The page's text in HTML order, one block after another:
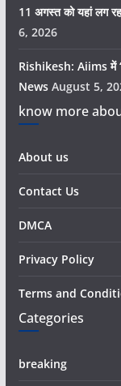
11 अगस्त को यहां लग
6, 2026
Rishikesh: Aiims में
News August 5,
know more
About us
Contact Us
DMCA
Privacy Policy
Terms and
Categories
breaking